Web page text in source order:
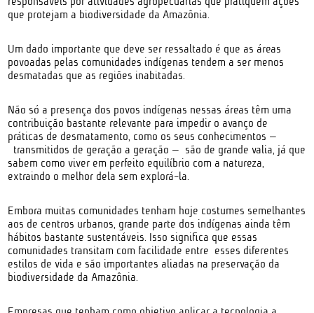
que protejam a biodiversidade da Amazônia.
Um dado importante que deve ser ressaltado é que as áreas
povoadas pelas comunidades indígenas tendem a ser menos
desmatadas que as regiões inabitadas.
Não só a presença dos povos indígenas nessas áreas têm uma
contribuição bastante relevante para impedir o avanço de
práticas de desmatamento, como os seus conhecimentos —
transmitidos de geração a geração — são de grande valia, já que
sabem como viver em perfeito equilíbrio com a natureza,
extraindo o melhor dela sem explorá-la.
Embora muitas comunidades tenham hoje costumes semelhantes
aos de centros urbanos, grande parte dos indígenas ainda têm
hábitos bastante sustentáveis. Isso significa que essas
comunidades transitam com facilidade entre esses diferentes
estilos de vida e são importantes aliadas na preservação da
biodiversidade da Amazônia.